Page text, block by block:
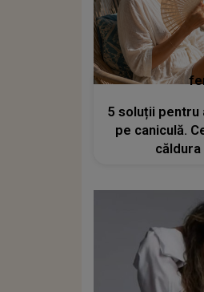
5 soluții pentru
pe caniculă.